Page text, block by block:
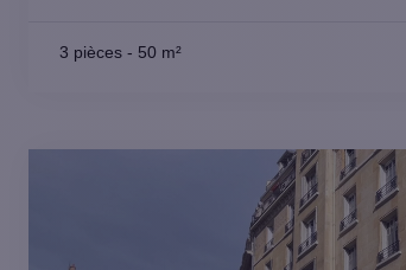
3 pièces - 50 m²